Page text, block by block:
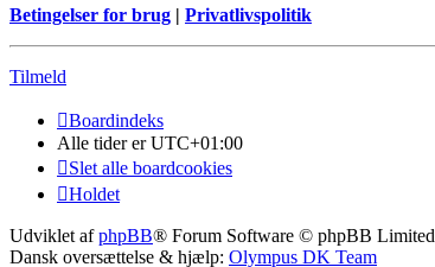
Betingelser for brug | Privatlivspolitik
Tilmeld
Boardindeks
Alle tider erUTC+01:00
Slet alle boardcookies
Holdet
Udviklet afphpBB® Forum Software © phpBB Limited
Dansk oversættelse & hjælp: Olympus DK Team